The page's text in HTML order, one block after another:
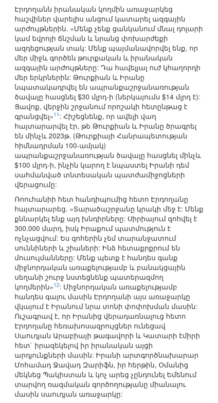
Էրդողանն իրանական կողմին առաջարկեց
հաշվիներ վարելիս անցում կատարել ազգային
արժույթներին. «Մենք չենք ցանկանում մնալ դոլարի
կամ եվրոյի ճնշման և նրանց փոխարժեքի
ազդեցության տակ: Մենք պայմանավորվել ենք, որ
մեր միջև գործեն թուրքական և իրանական
ազգային արժույթները: Դա հավելյալ ուժ կհաղորդի
մեր երկրներին: Թուրքիան և Իրանը
նպատակադրվել են ապրանքաշրջանառության
ծավալը հասցնել $30 մլրդ-ի (ներկայումս $14 մլրդ է):
Ցավոք, վերջին շրջանում որոշակի հետընթաց է
գրանցվել»11 : Հիշեցնենք, որ ավելի վաղ
հայտարարվել էր, թե Թուրքիան և Իրանը ծրագրել
են մինչև 2023թ. (Թուրքիայի Հանրապետության
հիմնադրման 100-ամյակ)
ապրանքաշրջանառության ծավալը հասցնել մինչև
$100 մլրդ-ի, ինչին կարող է նպաստել Իրանի դեմ
սահմանված տնտեսական պատժամիջոցների
վերացումը:
Ռոուհանիի հետ հանդիպումից հետո Էրդողանը
հայտարարեց. «Տարածաշրջանը կրակի մեջ է: Մենք
քննարկել ենք այդ խնդիրները: Սիրիայում զոհվել է
300.000 մարդ, իսկ Իրաքում պատմություն է
ոչնչացվում: Ես զոհերին չեմ տարանջատում
սուննիների և շիաների: Ինձ հետաքրքրում են
մուսուլմանները: Մենք պետք է հանդես գանք
միջնորդական առաքելությամբ և բանակցային
սեղանի շուրջ նստեցնենք պատերազմող
կողմերին»12: Միջնորդական առաքելությամբ
հանդես գալու մասին Էրդողանի այս առաջարկը
վկայում է Իրանում նրա տոնի փոփոխման մասին:
Ուշագրավ է, որ Իրանից վերադառնալուց հետո
Էրդողանը հեռախոսազրույցներ ունեցավ
Սաուդյան Արաբիայի թագավորի և Կատարի էմիրի
հետ` իրազեկելով իր իրանական այցի
արդյունքների մասին: Իրանի արտգործնախարար
Մոհամադ Ջավադ Զարիֆն, իր հերթին, Օմանից
մեկնեց Պակիստան և կոչ արեց չընդունել Եմենում
տարվող ռազմական գործողությանը միանալու
մասին սաուդյան առաջարկը: